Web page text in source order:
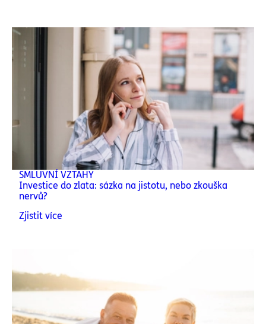
SMLUVNÍ VZTAHY
Investice do zlata: sázka na jistotu, nebo zkouška
nervů?
Zjistit více